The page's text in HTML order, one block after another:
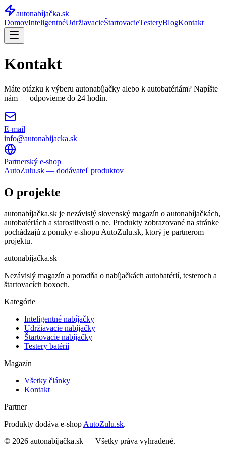
autonabíjačka.sk
DomovInteligentnéUdržiavacieŠtartovacieTesteryBlogKontakt
Kontakt
Máte otázku k výberu autonabíjačky alebo k autobatériám? Napíšte
nám — odpovieme do 24 hodín.
E-mail
info@autonabijacka.sk
Partnerský e-shop
AutoZulu.sk — dodávateľ produktov
O projekte
autonabíjačka.sk je nezávislý slovenský magazín o autonabíjačkách,
autobatériách a starostlivosti o ne. Produkty zobrazované na stránke
pochádzajú z ponuky e-shopu AutoZulu.sk, ktorý je partnerom
projektu.
autonabíjačka.sk
Nezávislý magazín a poradňa o nabíjačkách autobatérií, testeroch a
štartovacích boxoch.
Kategórie
Inteligentné nabíjačky
Udržiavacie nabíjačky
Štartovacie nabíjačky
Testery batérií
Magazín
Všetky články
Kontakt
Partner
Produkty dodáva e-shop AutoZulu.sk.
© 2026 autonabíjačka.sk — Všetky práva vyhradené.